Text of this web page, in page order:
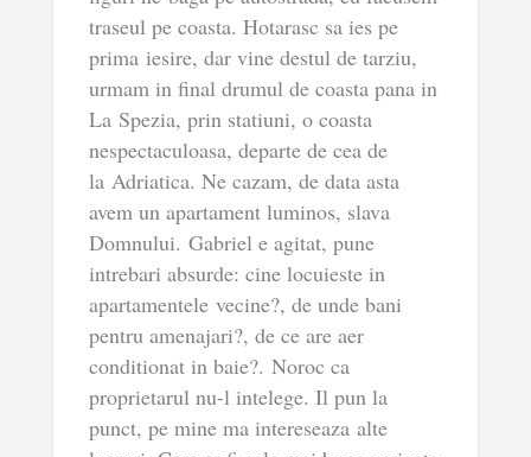
traseul pe coasta. Hotarasc sa ies pe
prima iesire, dar vine destul de tarziu,
urmam in final drumul de coasta pana in
La Spezia, prin statiuni, o coasta
nespectaculoasa, departe de cea de
la Adriatica. Ne cazam, de data asta
avem un apartament luminos, slava
Domnului. Gabriel e agitat, pune
intrebari absurde: cine locuieste in
apartamentele vecine?, de unde bani
pentru amenajari?, de ce are aer
conditionat in baie?. Noroc ca
proprietarul nu-l intelege. Il pun la
punct, pe mine ma intereseaza alte